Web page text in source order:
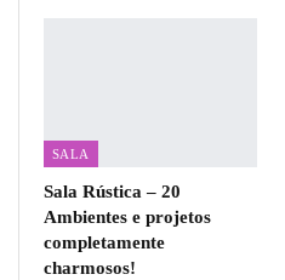
SALA
Sala Rústica – 20
Ambientes e projetos
completamente
charmosos!